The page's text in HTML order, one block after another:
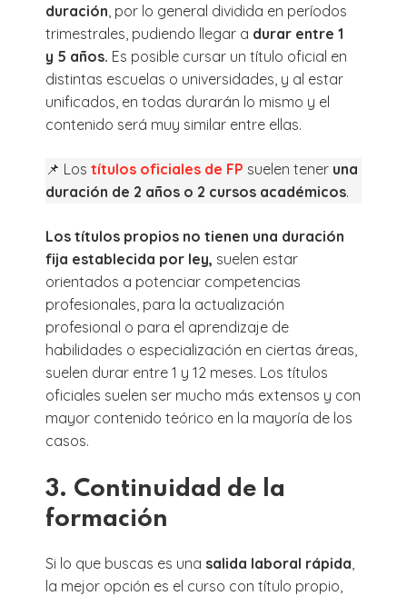
duración , por lo general dividida en períodos
trimestrales, pudiendo llegar a durar entre 1
y 5 años. Es posible cursar un título oficial en
distintas escuelas o universidades, y al estar
unificados, en todas durarán lo mismo y el
contenido será muy similar entre ellas.
📌 Los títulos oficiales de FP suelen tener una
duración de 2 años o 2 cursos académicos.
Los títulos propios no tienen una duración
fija establecida por ley, suelen estar
orientados a potenciar competencias
profesionales, para la actualización
profesional o para el aprendizaje de
habilidades o especialización en ciertas áreas,
suelen durar entre 1 y 12 meses. Los títulos
oficiales suelen ser mucho más extensos y con
mayor contenido teórico en la mayoría de los
casos.
3. Continuidad de la
formación
Si lo que buscas es una salida laboral rápida
la mejor opción es el curso con título propio,